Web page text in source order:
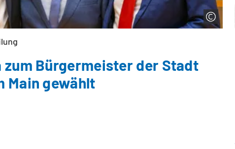
zum Bürgermeister der Stadt
Main gewählt